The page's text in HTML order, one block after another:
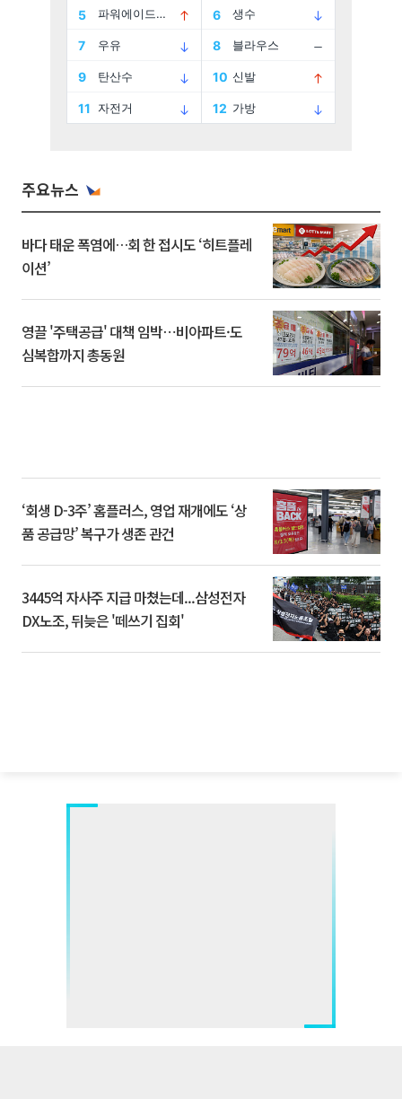
주요뉴스
바다 태운 폭염에…회 한 접시도 ‘히트플레
이션’
영끌 '주택공급' 대책 임박⋯비아파트·도
심복합까지 총동원
‘회생 D-3주’ 홈플러스, 영업 재개에도 ‘상
품 공급망’ 복구가 생존 관건
3445억 자사주 지급 마쳤는데...삼성전자
DX노조, 뒤늦은 '떼쓰기 집회'